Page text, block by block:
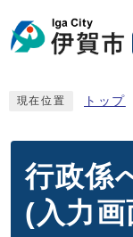
現在位置 トップ
行政係
(入力画